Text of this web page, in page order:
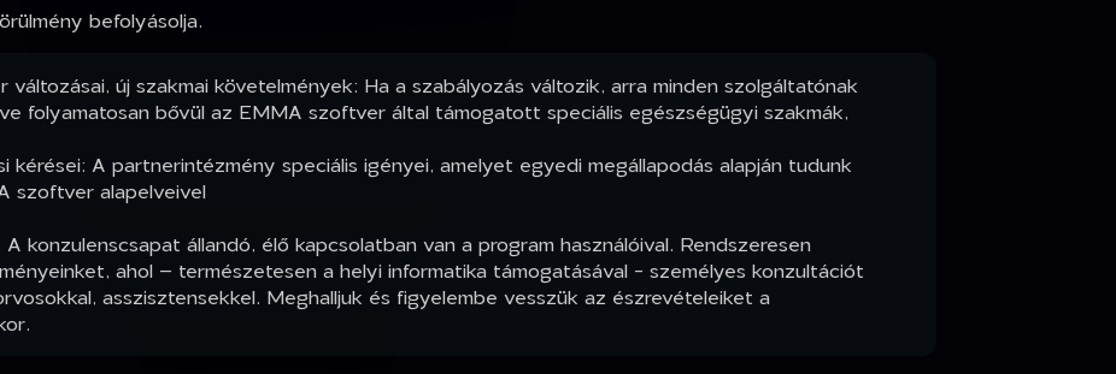
befolyásolja.
új szakmai követelmények: Ha a szabályozás változik, arra minden szolgáltatónak
folyamatosan bővül az EMMA szoftver által támogatott speciális egészségügyi szakmák,
A partnerintézmény speciális igényei, amelyet egyedi megállapodás alapján tudunk
szoftver alapelveivel
konzulenscsapat állandó, élő kapcsolatban van a program használóival. Rendszeresen
ahol – természetesen a helyi informatika támogatásával - személyes konzultációt
asszisztensekkel. Meghalljuk és figyelembe vesszük az észrevételeiket a